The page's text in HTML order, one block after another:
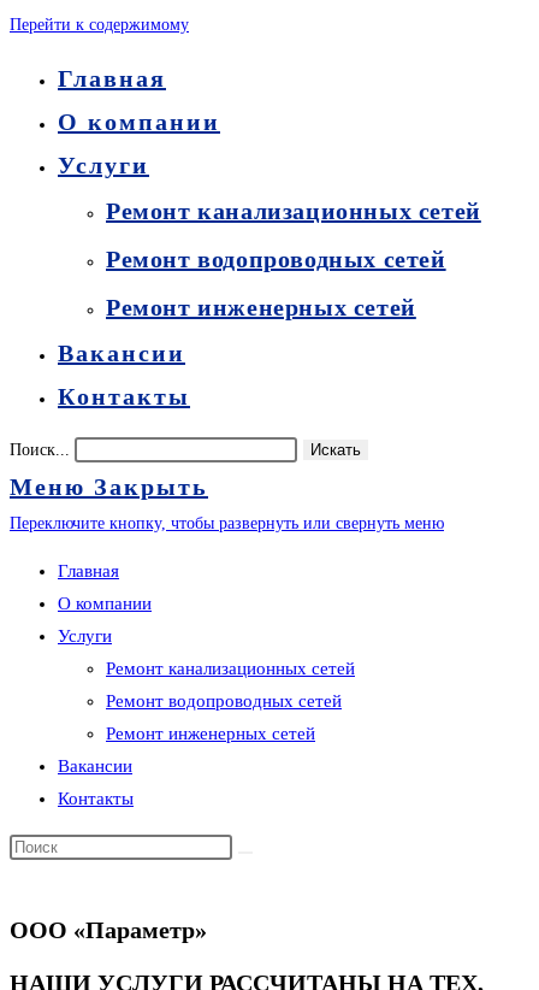
Перейти к содержимому
Главная
О компании
Услуги
Ремонт канализационных сетей
Ремонт водопроводных сетей
Ремонт инженерных сетей
Вакансии
Контакты
Поиск... Искать
Меню Закрыть
Переключите кнопку, чтобы развернуть или свернуть меню
Главная
О компании
Услуги
Ремонт канализационных сетей
Ремонт водопроводных сетей
Ремонт инженерных сетей
Вакансии
Контакты
ООО «Параметр»
НАШИ УСЛУГИ РАССЧИТАНЫ НА ТЕХ,